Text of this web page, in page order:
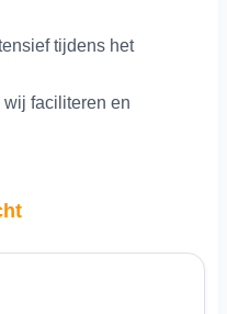
tijdens het
wij faciliteren en